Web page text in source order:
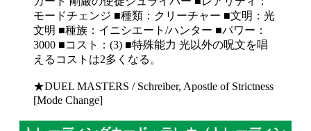
モードチェンジ ■種類：クリーチャー ■文明：光
文明 ■種族：イニシエート/ハンター ■パワー：
3000 ■コスト：(3) ■特殊能力 光以外の呪文を唱
えるコストは2多くなる。
★DUEL MASTERS / Schreiber, Apostle of Strictness
[Mode Change]